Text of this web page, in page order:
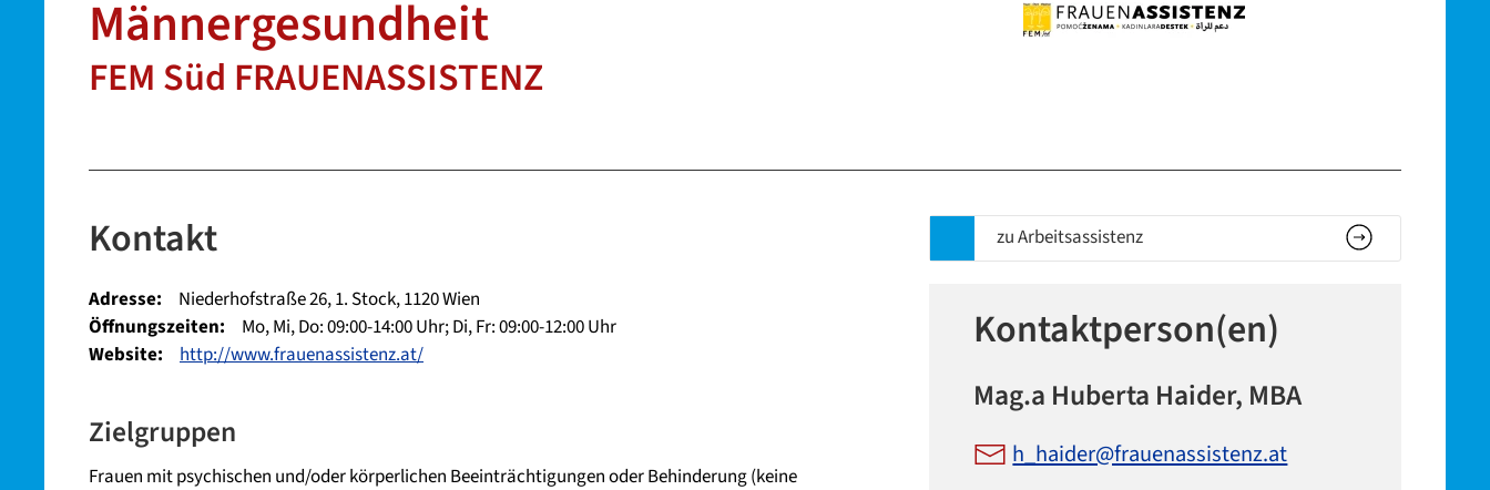
Männergesundheit
FEM Süd FRAUENASSISTENZ
Kontakt
Adresse:
Niederhofstraße 26, 1. Stock, 1120 Wien
Öffnungszeiten:
Mo, Mi, Do: 09:00-14:00 Uhr; Di, Fr: 09:00-12:00 Uhr
Website:
http://www.frauenassistenz.at/
Zielgruppen
Frauen mit psychischen und/oder körperlichen Beeinträchtigungen oder Behinderung (keine
zu Arbeitsassistenz
Kontaktperson(en)
Mag.a Huberta Haider, MBA
h_haider@frauenassistenz.at